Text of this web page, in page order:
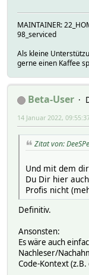
MAINTAINER:
98_serviced
Als kleine
gerne einen Kaffee
Beta-User
14 Januar 2022,
Zitat von:
Und mit dem
Du Dir hier
Profis nicht
Definitiv.
Ansonsten:
Es wäre auch
Nachleser/
Code-Kontext